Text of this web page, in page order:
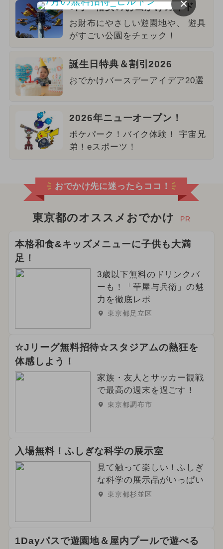
0円・格安のお出かけガイド
お財布にやさしい遊園地や、 遊具
がすごい公園をチェック！
誕生日特典＆割引2026
おでかけバースデーアイデア20選
2026年ニューオープン！
ポケパーク！バイク体験！ 宇宙兄
弟！eスポーツ！
おでかけ先に迷ったらココ！
東京都のオススメおでかけ PR
本格和食&キッズメニューに子供も大満
足！
3歳以下無料のドリンクバ
ーも！「華屋与兵衛」の魅
力を徹底レポ
東京都足立区
☆Jリーグ無料招待☆スタジアムの熱狂を
体感しよう！
家族・友人とサッカー観戦
で最高の週末を過ごす！
東京都調布市
入場無料！ふしぎな科学の展示室
見て触って楽しい！ふしぎ
な科学の展示品がいっぱい
東京都杉並区
1Dayパスで遊園地＆屋内プールで遊べる
×